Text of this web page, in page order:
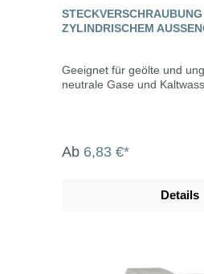
ZYLINDRISCHEM
Geeignet für geölte und
neutrale Gase und
Ab 6,83 €*
Details